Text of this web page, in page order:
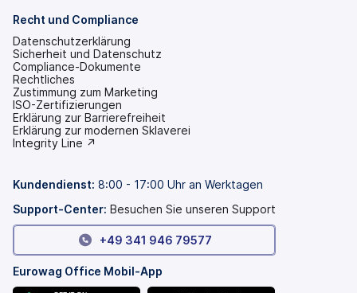
Recht und Compliance
Datenschutzerklärung
Sicherheit und Datenschutz
Compliance-Dokumente
Rechtliches
Zustimmung zum Marketing
ISO-Zertifizierungen
Erklärung zur Barrierefreiheit
(wird
in
Tab
Erklärung zur modernen Sklaverei
(wird
neuen
geöffnet)
Integrity Line ↗
Kundendienst: 8:00 - 17:00 Uhr an Werktagen
Support-Center: Besuchen Sie unseren Support
+49 341 946 79577
Eurowag Office Mobil-App